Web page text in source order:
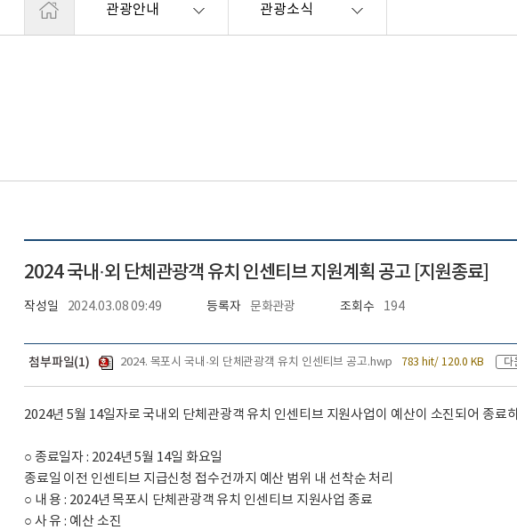
관광안내 관광소식
2024 국내·외 단체관광객 유치 인센티브 지원계획 공고 [지원종료]
작성일 2024.03.08 09:49 등록자 문화관광 조회수 194
첨부파일(1) 2024. 목포시 국내·외 단체관광객 유치 인센티브 공고.hwp 783 hit/ 120.0 KB 다
2024년 5월 14일자로 국내외 단체관광객 유치 인센티브 지원사업이 예산이 소진되어 종료
○ 종료일자 : 2024년 5월 14일 화요일
종료일 이전 인센티브 지급신청 접수건까지 예산 범위 내 선착순 처리
○ 내 용 : 2024년 목포시 단체관광객 유치 인센티브 지원사업 종료
○ 사 유 : 예산 소진